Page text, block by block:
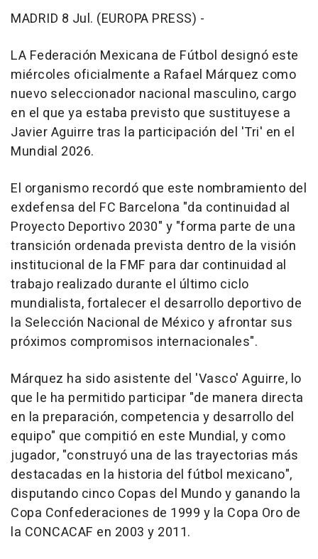
MADRID 8 Jul. (EUROPA PRESS) -
LA Federación Mexicana de Fútbol designó este
miércoles oficialmente a Rafael Márquez como
nuevo seleccionador nacional masculino, cargo
en el que ya estaba previsto que sustituyese a
Javier Aguirre tras la participación del 'Tri' en el
Mundial 2026.
El organismo recordó que este nombramiento del
exdefensa del FC Barcelona "da continuidad al
Proyecto Deportivo 2030" y "forma parte de una
transición ordenada prevista dentro de la visión
institucional de la FMF para dar continuidad al
trabajo realizado durante el último ciclo
mundialista, fortalecer el desarrollo deportivo de
la Selección Nacional de México y afrontar sus
próximos compromisos internacionales".
Márquez ha sido asistente del 'Vasco' Aguirre, lo
que le ha permitido participar "de manera directa
en la preparación, competencia y desarrollo del
equipo" que compitió en este Mundial, y como
jugador, "construyó una de las trayectorias más
destacadas en la historia del fútbol mexicano",
disputando cinco Copas del Mundo y ganando la
Copa Confederaciones de 1999 y la Copa Oro de
la CONCACAF en 2003 y 2011.